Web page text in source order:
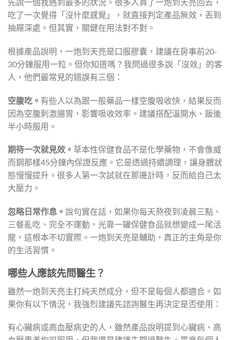
吃了一次覺得「沒什麼感覺」，就直接判定產品無效，丟到
抽屜深處。但其實，關鍵在用法對不對。
根據產品說明，一炮到天亮是口服膠囊，建議在房事前20-
30分鐘服用一粒。但你知道嗎？我問過很多說「沒效」的客
人，他們最常見的錯誤有三個：
空腹吃。 有些人以為跟一般藥品一樣空腹吸收快，結果反而
因為空腹刺激腸胃，影響吸收效率。建議搭配溫開水、飯後
半小時服用。
期待一次就見效。 草本性保健食品不是化學藥物，不會像威
而鋼那樣45分鐘內保證反應。它是透過持續調理，讓身體狀
態慢慢提升。很多人第一次試就在那邊計時，反而給自己太
大壓力。
忽略日常作息。 說句實在話，如果你每天熬夜到凌晨三點、
三餐亂吃、完全不運動，光靠一罐保健食品就想變成一尾活
龍，這根本不切實際。一炮到天亮是輔助，真正的主角是你
的生活習慣。
哪些人應該先問醫生？
雖然一炮到天亮主打純天然成分，但不是每個人都適合。如
果你有以下情況，我強烈建議先諮詢醫生再決定是否使用：
有心臟病或高血壓病史的人，雖然產品說明提到心臟病、高